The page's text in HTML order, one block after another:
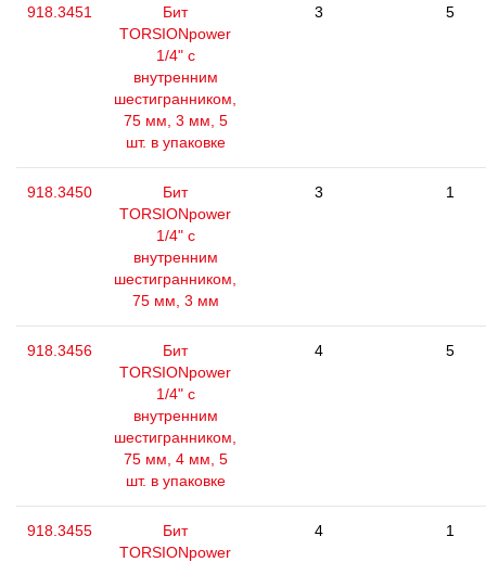
918.3451
Бит
TORSIONpower
1/4" с
внутренним
шестигранником,
75 мм, 3 мм, 5
шт. в упаковке
3 5
918.3450
Бит
TORSIONpower
1/4" с
внутренним
шестигранником,
75 мм, 3 мм
3 1
918.3456
Бит
TORSIONpower
1/4" с
внутренним
шестигранником,
75 мм, 4 мм, 5
шт. в упаковке
4 5
918.3455
Бит
TORSIONpower
4 1